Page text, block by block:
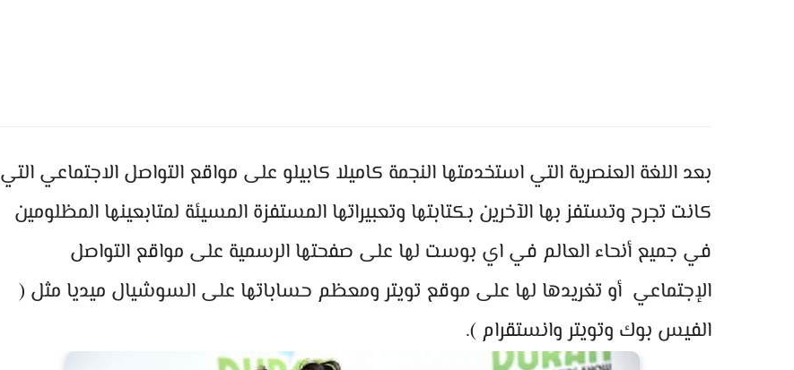
بعد اللغة العنصرية التي استخدمتها النجمة كاميلا كابيلو على مواقع التواصل الاجتماعي التي
كانت تجرح وتستفز بها الآخرين بكتابتها وتعبيراتها المستفزة المسيئة لمتابعينها المظلومين
في جميع أنحاء العالم في اي بوست لها على صفحتها الرسمية على مواقع التواصل
الإجتماعي أو تغريدها لها على موقع تويتر ومعظم حساباتها على السوشيال ميديا مثل (
الفيس بوك وتويتر وانستقرام ).